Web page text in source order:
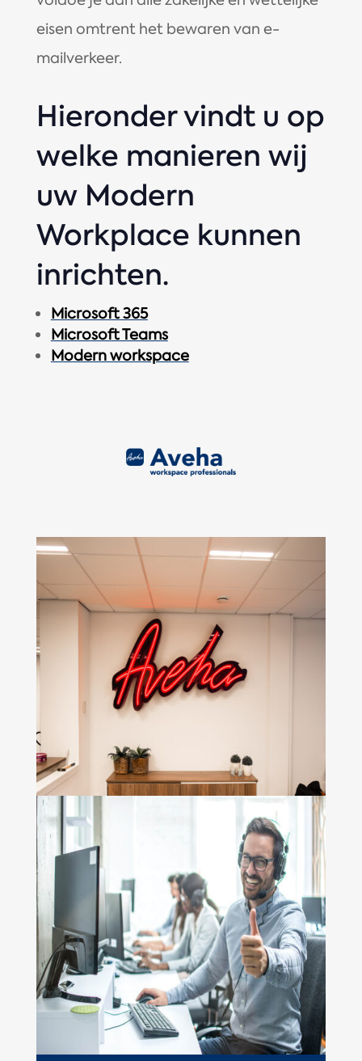
eisen omtrent het bewaren van e-
mailverkeer.
Hieronder vindt u op
welke manieren wij
uw Modern
Workplace kunnen
inrichten.
Microsoft 365
Microsoft Teams
Modern workspace